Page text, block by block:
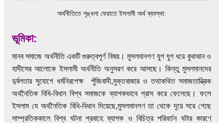
অর্থনীতিতে শৃঙ্খলা ফেরাতে ইসলামী অর্থ ব্যবস্থা:
ভূমিকা:
মানব সমাজে অর্থনীতি একটি গুরুত্বপূর্ণ বিষয়। মুসলমানগণ যুগ যুগ ধরে কুরআন ও
হাদীসের আলোকে ইসলামী অর্থনীতি অনুসরণ করে আসছে। কিন্তু মুসলমানদের
দুর্বলতার সুযোগে ধর্মনিরপেক্ষ পুঁজিবাদী,মুক্তবাজার ও তথাকথিত সমাজতান্ত্রিক
অর্থনৈতিক বিধি-বিধান বিশ্ব সমাজকে ব্যাপকভাবে গ্রাস করে ফেলেছে। ফলে
ইসলাম যে অর্থনৈতিক বিধি-বিধান দিয়েছে,মুসলমানগণ তা থেকে দূরে সরে গেছে
সাম্প্রতিককালে বিশ্ব ঘটনা প্রবাহে ব্যাপক ও বিচিত্র পরিবর্তন ঘটার কারণে